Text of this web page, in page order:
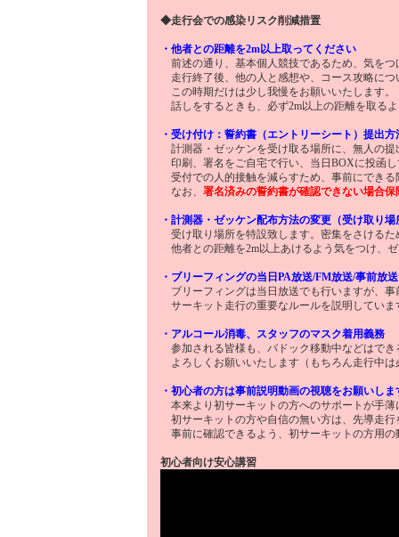
◆走行会での感染リスク削減措置
・他者との距離を2m以上取ってください
前述の通り、基本個人競技であるため、気を
走行終了後、他の人と感想や、コース攻略に
この時期だけは少し我慢をお願いいたします。
話しをするときも、必ず2m以上の距離を取る
・受け付け：誓約書（エントリーシート）提出方
計測器・ゼッケンを受け取る場所に、無人の提
印刷、署名をご自宅で行い、当日BOXに投函
受付での人的接触を減らすため、事前にできる
なお、 署名済みの誓約書が確認できない場合
・計測器・ゼッケン配布方法の変更（受け取り
受け取り場所を特設致します。密集をさける
他者との距離を2m以上あけるよう気をつけ、
・ブリーフィングの当日PA放送/FM放送/事前放
ブリーフィングは当日放送でも行いますが、事
サーキット走行の重要なルールを説明してい
・アルコール消毒、スタッフのマスク着用義務
参加される皆様も、パドック移動中などはで
よろしくお願いいたします（もちろん走行中は
・初心者の方は事前説明動画の視聴をお願いしま
本来より初サーキットの方へのサポートが手
初サーキットの方や自信の無い方は、先導走
事前に確認できるよう、初サーキットの方用
初心者向け安心講習